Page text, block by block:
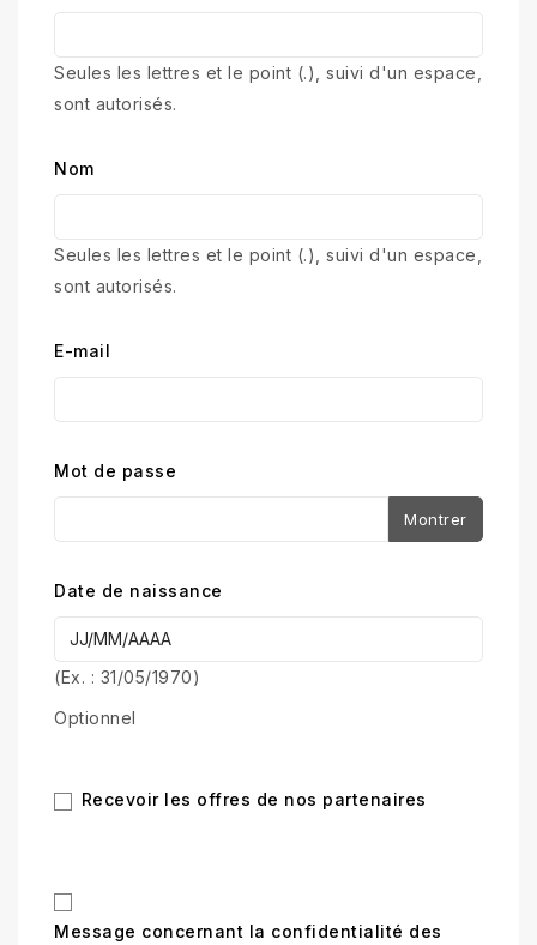
Seules les lettres et le point (.), suivi d'un espace,
sont autorisés.
Nom
Seules les lettres et le point (.), suivi d'un espace,
sont autorisés.
E-mail
Mot de passe
Montrer
Date de naissance
(Ex. : 31/05/1970)
Optionnel
Recevoir les offres de nos partenaires
Message concernant la confidentialité des